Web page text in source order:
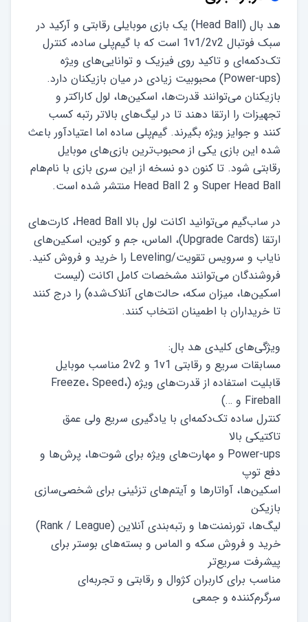
هد بال (Head Ball) یک بازی موبایلی رقابتی و آرکید در
سبک فوتبال 1v1/2v2 است که با گیم‌پلی ساده، کنترل
تک‌دکمه‌ای و تاکید روی فیزیک و توانایی‌های ویژه
(Power-ups) محبوبیت زیادی در میان بازیکنان دارد.
بازیکنان می‌توانند قدرت‌ها، اسکین‌ها، لول کاراکتر و
تجهیزات را ارتقا دهند تا در لیگ‌های بالاتر رتبه کسب
کنند و جوایز ویژه بگیرند. گیم‌پلی ساده اما اعتیادآور باعث
شده این بازی یکی از محبوب‌ترین بازی‌های موبایل
رقابتی شود. تا کنون دو نسخه از این سری بازی با نام‌هام
در ساب‌گیم می‌توانید اکانت لول بالا Head Ball، کارت‌های
ارتقا (Upgrade Cards)، الماس، جم و کوین، اسکین‌های
نایاب و سرویس تقویت/Leveling را خرید و فروش کنید.
فروشندگان می‌توانند مشخصات کامل اکانت (لیست
اسکین‌ها، میزان سکه، حالت‌های آنلاک‌شده) را درج کنند
قابلیت استفاده از قدرت‌های ویژه (Freeze، Speed،
کنترل ساده تک‌دکمه‌ای با یادگیری سریع ولی عمق
Power-ups و مهارت‌های ویژه برای شوت‌ها، پرش‌ها و
اسکین‌ها، آواتارها و آیتم‌های تزئینی برای شخصی‌سازی
خرید و فروش سکه و الماس و بسته‌های بوستر برای
مناسب برای کاربران کژوال و رقابتی و تجربه‌ای
سرگرم‌کننده و جمعی